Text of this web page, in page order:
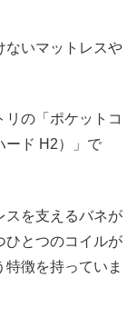
ないマットレスや
の「ポケットコ
ード H2）」で
スを支えるバネが
ひとつのコイルが
徴を持っていま